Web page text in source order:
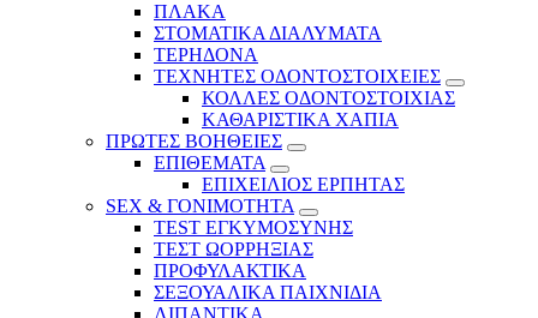
ΠΛΑΚΑ
ΣΤΟΜΑΤΙΚΑ ΔΙΑΛΥΜΑΤΑ
ΤΕΡΗΔΟΝΑ
ΤΕΧΝΗΤΕΣ ΟΔΟΝΤΟΣΤΟΙΧΕΙΕΣ
ΚΟΛΛΕΣ ΟΔΟΝΤΟΣΤΟΙΧΙΑΣ
ΚΑΘΑΡΙΣΤΙΚΑ ΧΑΠΙΑ
ΠΡΩΤΕΣ ΒΟΗΘΕΙΕΣ
ΕΠΙΘΕΜΑΤΑ
ΕΠΙΧΕΙΛΙΟΣ ΕΡΠΗΤΑΣ
SEX & ΓΟΝΙΜΟΤΗΤΑ
TEST ΕΓΚΥΜΟΣΥΝΗΣ
ΤΕΣΤ ΩΟΡΡΗΞΙΑΣ
ΠΡΟΦΥΛΑΚΤΙΚΑ
ΣΕΞΟΥΑΛΙΚΑ ΠΑΙΧΝΙΔΙΑ
ΛΙΠΑΝΤΙΚΑ